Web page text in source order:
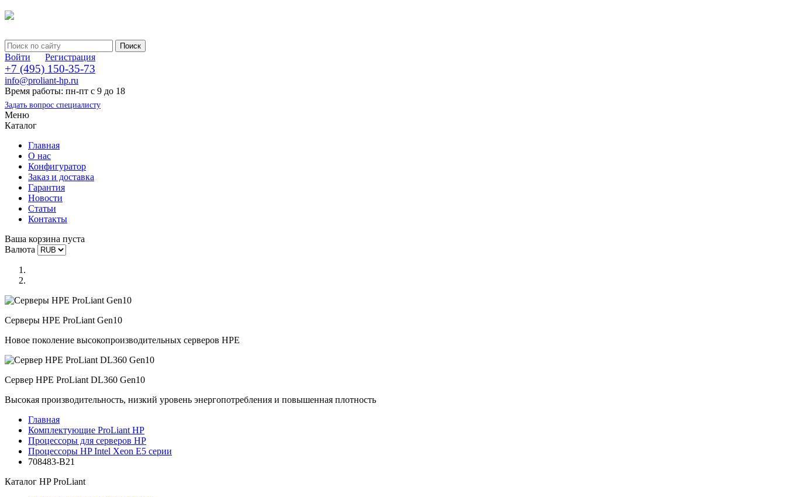
Войти Регистрация
+7 (495) 150-35-73
info@proliant-hp.ru
Время работы: пн-пт с 9 до 18
Задать вопрос специалисту
Меню
Каталог
Главная
О нас
Конфигуратор
Заказ и доставка
Гарантия
Новости
Статьи
Контакты
Ваша корзина пуста
Валюта
Серверы HPE ProLiant Gen10
Новое поколение высокопроизводительных серверов HPE
Сервер HPE ProLiant DL360 Gen10
Высокая производительность, низкий уровень энергопотребления и повышенная плотность
Главная
Комплектующие ProLiant HP
Процессоры для серверов HP
Процессоры HP Intel Xeon E5 серии
708483-B21
Каталог HP ProLiant